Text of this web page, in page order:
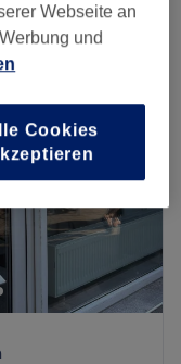
Webseite an
und
Cookies